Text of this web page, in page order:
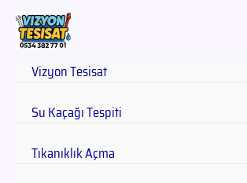
Vizyon Tesisat
Su Kaçağı Tespiti
Tıkanıklık Açma